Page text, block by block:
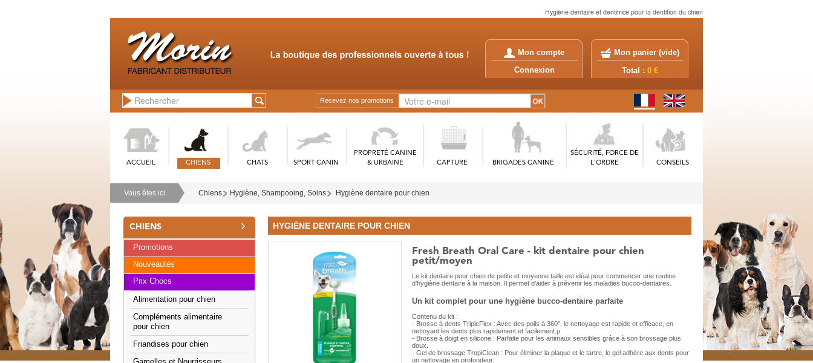
Hygiène dentaire et dentifrice pour la dentition du chien
Mon compte
Connexion
Mon panier (vide)
Total : 0 €
Recevez nos promotions
ACCUEIL CHIENS CHATS SPORT CANIN
PROPRETÉ CANINE
& URBAINE
CAPTURE BRIGADES CANINE
SÉCURITÉ, FORCE DE
L'ORDRE
CONSEILS
Vous êtes ici Chiens Hygiène, Shampooing, Soins Hygiène dentaire pour chien
CHIENS
Promotions
Nouveautés
Prix Chocs
Alimentation pour chien
Compléments alimentaire
pour chien
Friandises pour chien
HYGIÈNE DENTAIRE POUR CHIEN
Fresh Breath Oral Care - kit dentaire pour chien
petit/moyen
Le kit dentaire pour chien de petite et moyenne taille est idéal pour commencer une routine
d’hygiène dentaire à la maison. Il permet d’aider à prévenir les maladies bucco-dentaires.
Un kit complet pour une hygiène bucco-dentaire parfaite
Contenu du kit :
- Brosse à dents TripleFlex : Avec des poils à 360°, le nettoyage est rapide et efficace, en
nettoyant les dents plus rapidement et facilement.µ
- Brosse à doigt en silicone : Parfaite pour les animaux sensibles grâce à son brossage plus
doux.
- Gel de brossage TropiClean : Pour éliminer la plaque et le tartre, le gel adhère aux dents pour
un nettoyage en profondeur.